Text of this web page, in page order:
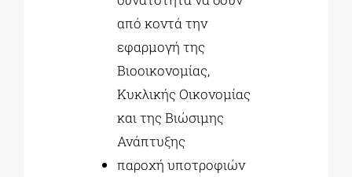
από κοντά την
εφαρμογή της
Βιοοικονομίας,
Κυκλικής Οικονομίας
και της Βιώσιμης
Ανάπτυξης
παροχή υποτροφιών